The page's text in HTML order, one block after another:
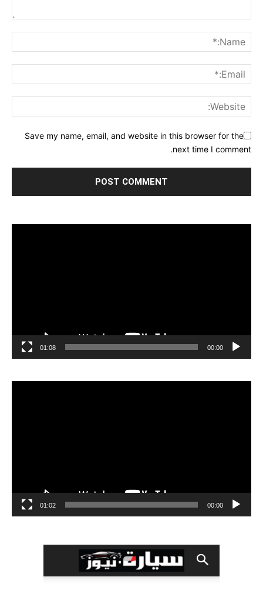
Save my name, email, and website in this browser for the
next time I comment.
00:00
01:08
00:00
01:02